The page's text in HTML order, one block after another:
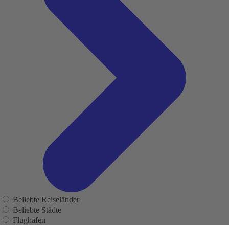
Beliebte Reiseländer
Beliebte Städte
Flughäfen